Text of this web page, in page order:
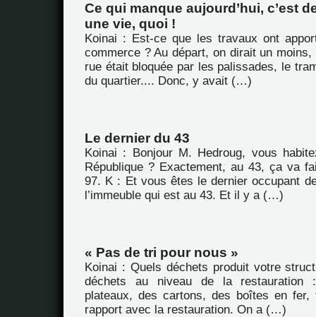
Ce qui manque aujourd’hui, c’est
une vie, quoi !
Koinai : Est-ce que les travaux ont
commerce ? Au départ, on dirait un moins,
rue était bloquée par les palissades, le
du quartier.... Donc, y avait (…)
Le dernier du 43
Koinai : Bonjour M. Hedroug, vous
République ? Exactement, au 43, ça va
97. K : Et vous êtes le dernier occupant
l’immeuble qui est au 43. Et il y a (…)
« Pas de tri pour nous »
Koinai : Quels déchets produit votre
déchets au niveau de la
plateaux, des cartons, des boîtes en
rapport avec la restauration. On a (…)